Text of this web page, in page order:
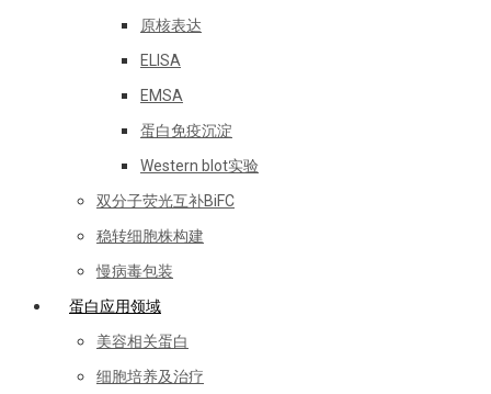
原核表达
ELISA
EMSA
蛋白免疫沉淀
Western blot实验
双分子荧光互补BiFC
稳转细胞株构建
慢病毒包装
蛋白应用领域
美容相关蛋白
细胞培养及治疗